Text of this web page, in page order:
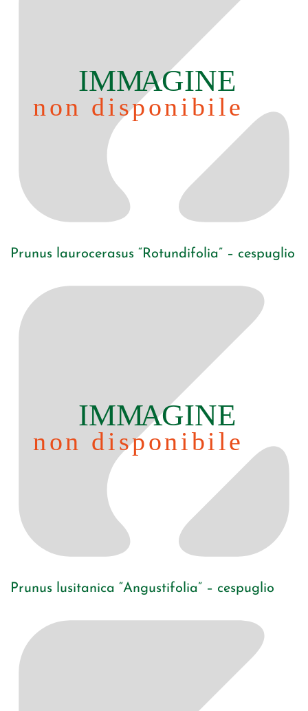
Prunus laurocerasus “Rotundifolia” – cespuglio
Prunus lusitanica “Angustifolia” – cespuglio